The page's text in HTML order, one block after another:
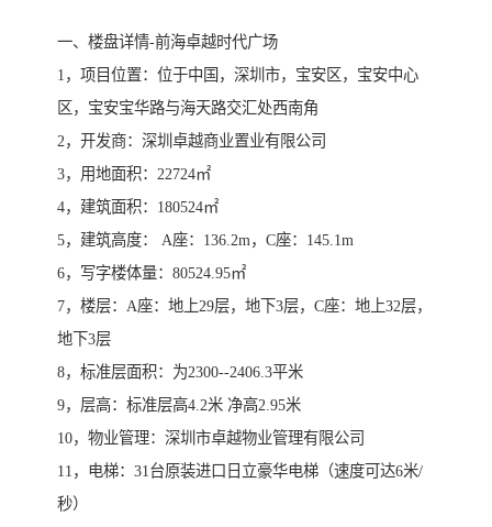
一、楼盘详情-前海卓越时代广场
1，项目位置：位于中国，深圳市，宝安区，宝安中心
区，宝安宝华路与海天路交汇处西南角
2，开发商：深圳卓越商业置业有限公司
3，用地面积：22724㎡
4，建筑面积：180524㎡
5，建筑高度： A座：136.2m，C座：145.1m
6，写字楼体量：80524.95㎡
7，楼层：A座：地上29层，地下3层，C座：地上32层，
地下3层
8，标准层面积：为2300--2406.3平米
9，层高：标准层高4.2米 净高2.95米
10，物业管理：深圳市卓越物业管理有限公司
11，电梯：31台原装进口日立豪华电梯（速度可达6米/
秒）